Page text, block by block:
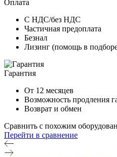
Оплата
С НДС/без НДС
Частичная предоплата
Безнал
Лизинг (помощь в
Гарантия
От 12 месяцев
Возможность продления
Возврат и обмен
Сравнить с похожим
Перейти в сравнение